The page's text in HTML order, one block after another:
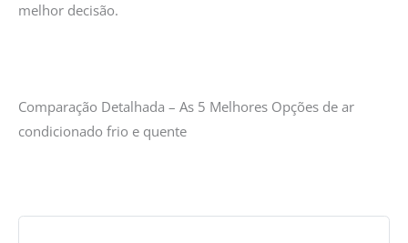
melhor decisão.
Comparação Detalhada – As 5 Melhores Opções de ar
condicionado frio e quente